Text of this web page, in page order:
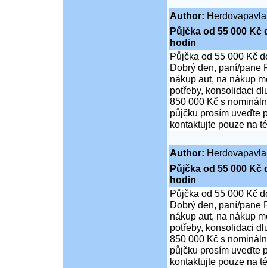
Author: Herdovapavla
Půjčka od 55 000 Kč
hodin
Půjčka od 55 000 Kč
Dobrý den, paní/pane
nákup aut, na nákup
potřeby, konsolidaci
850 000 Kč s
půjčku prosím uveďte
kontaktujte pouze na
Author: Herdovapavla
Půjčka od 55 000 Kč
hodin
Půjčka od 55 000 Kč
Dobrý den, paní/pane
nákup aut, na nákup
potřeby, konsolidaci
850 000 Kč s
půjčku prosím uveďte
kontaktujte pouze na